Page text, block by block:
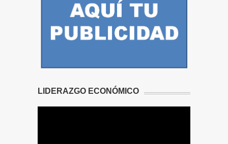
LIDERAZGO ECONÓMICO